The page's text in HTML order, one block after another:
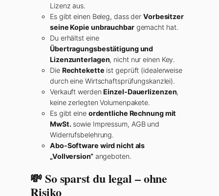
Lizenz aus.
Es gibt einen Beleg, dass der Vorbesitzer
seine Kopie unbrauchbargemacht hat.
Du erhältst eine
Übertragungsbestätigung und
Lizenzunterlagen, nicht nur einen Key.
Die Rechtekette ist geprüft (idealerweise
durch eine Wirtschaftsprüfungskanzlei).
Verkauft werdenEinzel-Dauerlizenzen,
keine zerlegten Volumenpakete.
Es gibt eine ordentliche Rechnung mit
MwSt.sowie Impressum, AGB und
Widerrufsbelehrung.
Abo-Software wird nicht als
„Vollversion“angeboten.
💸 So sparst du legal – ohne
Risiko